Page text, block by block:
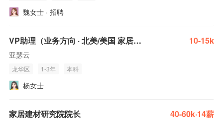
魏女士 · 招聘
VP助理（业务方向 · 北美/美国 家居建材外贸） 10-15k
亚瑟云
龙华区 1-3年 本科
杨女士
家居建材研究院院长 40-60k·14薪